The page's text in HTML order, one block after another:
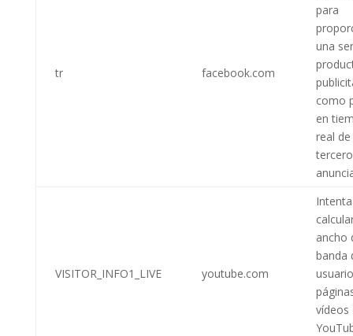
tr facebook.com
para
una
como
en
real de
VISITOR_INFO1_LIVE youtube.com
Intenta
ancho
banda
vídeos